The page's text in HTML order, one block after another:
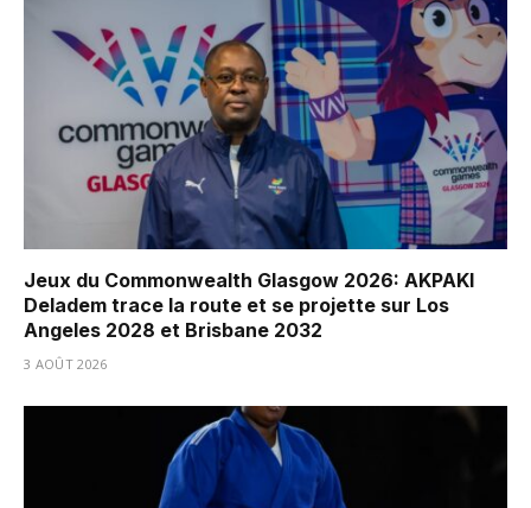
Jeux du Commonwealth Glasgow 2026: AKPAKI
Deladem trace la route et se projette sur Los
Angeles 2028 et Brisbane 2032
3 AOÛT 2026